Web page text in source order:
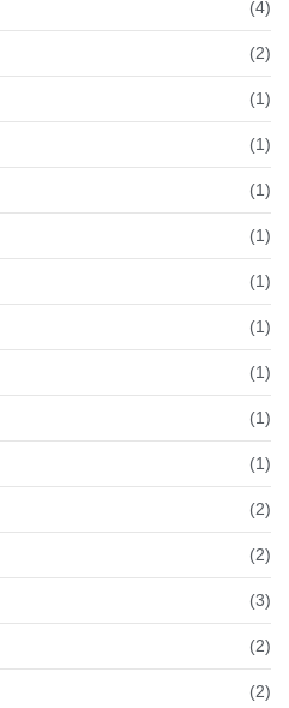
(4)
(2)
(1)
(1)
(1)
(1)
(1)
(1)
(1)
(1)
(1)
(2)
(2)
(3)
(2)
(2)